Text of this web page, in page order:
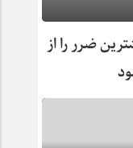
ضرر را از